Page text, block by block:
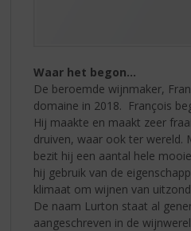
Waar het begon…
De beroemde wijnmaker,
domaine in 2018. François
Hij maakte en maakt zeer
druiven, waar ook ter wereld.
bezit hij een aantal hele
hij gebruik van de
klimaat om wijnen van
De naam Lurton staat al
aangeschreven in de